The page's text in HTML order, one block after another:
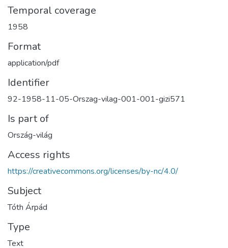
Temporal coverage
1958
Format
application/pdf
Identifier
92-1958-11-05-Orszag-vilag-001-001-gizi571
Is part of
Ország-világ
Access rights
https://creativecommons.org/licenses/by-nc/4.0/
Subject
Tóth Árpád
Type
Text